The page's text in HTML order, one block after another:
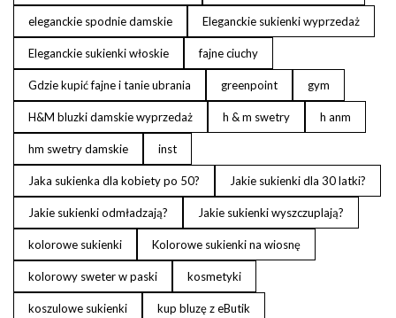
eleganckie spodnie damskie Eleganckie sukienki wyprzedaż
Eleganckie sukienki włoskie fajne ciuchy
Gdzie kupić fajne i tanie ubrania greenpoint gym
H&M bluzki damskie wyprzedaż h & m swetry h anm
hm swetry damskie inst
Jaka sukienka dla kobiety po 50? Jakie sukienki dla 30 latki?
Jakie sukienki odmładzają? Jakie sukienki wyszczuplają?
kolorowe sukienki Kolorowe sukienki na wiosnę
kolorowy sweter w paski kosmetyki
koszulowe sukienki kup bluzę z eButik